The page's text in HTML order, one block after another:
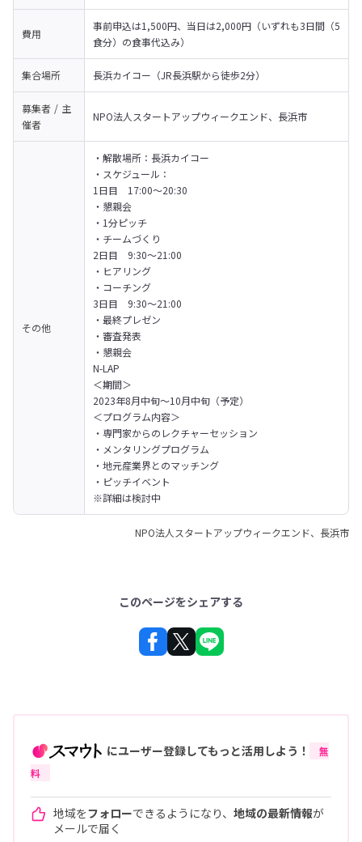
費用
事前申込は1,500円、当日は2,000円（いずれも3日間（5
食分）の食事代込み）
集合場所 長浜カイコー（JR長浜駅から徒歩2分）
募集者 / 主
催者
NPO法人スタートアップウィークエンド、長浜市
その他
・解散場所：長浜カイコー
・スケジュール：
1日目　17:00～20:30
・懇親会
・1分ピッチ
・チームづくり
2日目　9:30～21:00
・ヒアリング
・コーチング
3日目　9:30～21:00
・最終プレゼン
・審査発表
・懇親会
N-LAP
＜期間＞
2023年8月中旬〜10月中旬（予定）
＜プログラム内容＞
・専門家からのレクチャーセッション
・メンタリングプログラム
・地元産業界とのマッチング
・ピッチイベント
※詳細は検討中
NPO法人スタートアップウィークエンド、長浜市
このページをシェアする
にユーザー登録してもっと活用しよう！
無
料
地域をフォローできるようになり、 地域の最新情報が
メールで届く